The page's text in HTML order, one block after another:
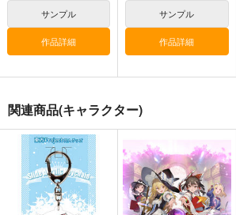
少女フラクタル
2,750円
東方Project
サンプル
カート
H'id.
1,642円（税込）
桜木花道
サンプル
ィリス・リディー&ス
空フラスコ
1,540円（税込）
ソフィー・ノイエンミュ
ラー
サンプル
サンプル
作品詳細
サンプル
作品詳細
関連商品(キャラクター)